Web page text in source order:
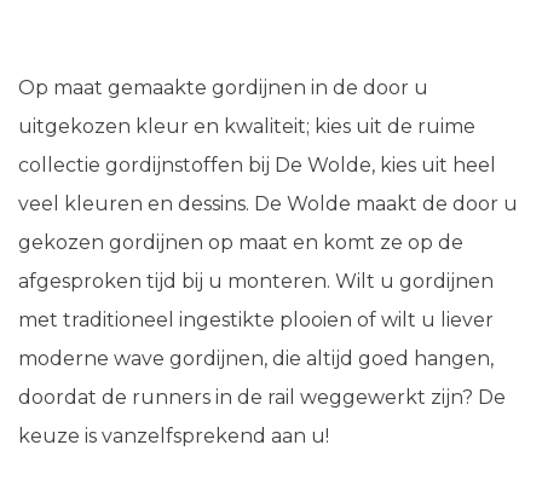
Op maat gemaakte gordijnen in de door u
uitgekozen kleur en kwaliteit; kies uit de ruime
collectie gordijnstoffen bij De Wolde, kies uit heel
veel kleuren en dessins. De Wolde maakt de door u
gekozen gordijnen op maat en komt ze op de
afgesproken tijd bij u monteren. Wilt u gordijnen
met traditioneel ingestikte plooien of wilt u liever
moderne wave gordijnen, die altijd goed hangen,
doordat de runners in de rail weggewerkt zijn? De
keuze is vanzelfsprekend aan u!